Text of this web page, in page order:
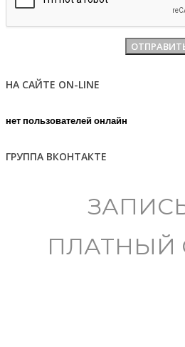
НА САЙТЕ ON-LINE
нет пользователей онлайн
ГРУППА ВКОНТАКТЕ
ПЛАТНЫЙ